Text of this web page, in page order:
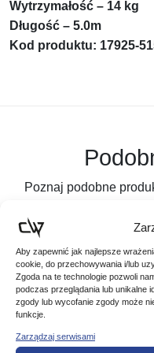
Aby zapewnić jak najlepsze
cookie, do przechowywania i/lub
Zgoda na te technologie pozwoli
podczas przeglądania lub unikalne
zgody lub wycofanie zgody może
funkcje.
Zarządzaj serwisami
Wytrzymałość – 14 kg
Długość – 5.0m
Kod produktu: 17925-
Poznaj podobne